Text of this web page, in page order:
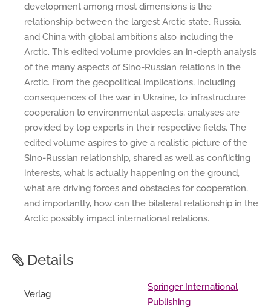
development among most dimensions is the
relationship between the largest Arctic state, Russia,
and China with global ambitions also including the
Arctic. This edited volume provides an in-depth analysis
of the many aspects of Sino-Russian relations in the
Arctic. From the geopolitical implications, including
consequences of the war in Ukraine, to infrastructure
cooperation to environmental aspects, analyses are
provided by top experts in their respective fields. The
edited volume aspires to give a realistic picture of the
Sino-Russian relationship, shared as well as conflicting
interests, what is actually happening on the ground,
what are driving forces and obstacles for cooperation,
and importantly, how can the bilateral relationship in the
Arctic possibly impact international relations.
Details
Verlag
Springer International
Publishing